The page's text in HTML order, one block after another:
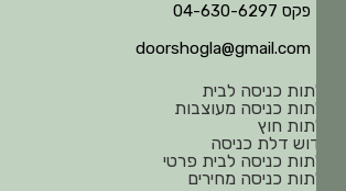
פקס 04-630-6297
doorshogla@gmail.com
כניסה לבית
כניסה מעוצבות
חוץ
דלת כניסה
כניסה לבית פרטי
כניסה מחירים